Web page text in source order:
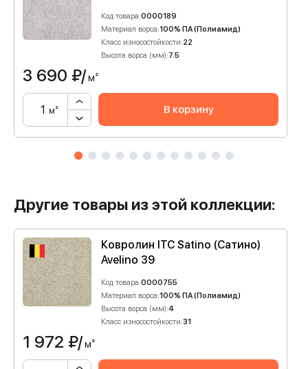
Код товара:0000189
Материал ворса:100% ПА (Полиамид)
Класс износостойкости:22
Высота ворса (мм):7.5
3 690 ₽/м²
м² В корзину
Другие товары из этой коллекции:
Ковролин ITC Satino (Сатино)
Avelino 39
Код товара:0000755
Материал ворса:100% ПА (Полиамид)
Высота ворса (мм):4
Класс износостойкости:31
1 972 ₽/м²